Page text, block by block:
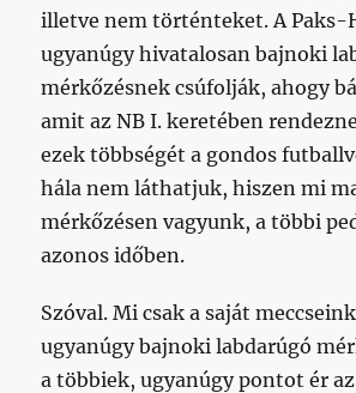
illetve nem történteket. A Paks-
ugyanúgy hivatalosan bajnoki
mérkőzésnek csúfolják, ahogy
amit az NB I. keretében
ezek többségét a gondos
hála nem láthatjuk, hiszen mi
mérkőzésen vagyunk, a többi
azonos időben.
Szóval. Mi csak a saját
ugyanúgy bajnoki labdarúgó
a többiek, ugyanúgy pontot ér